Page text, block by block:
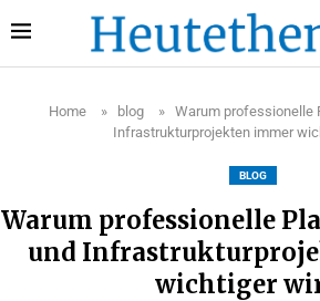
Home » blog » Warum professionelle
Infrastrukturprojekten immer
BLOG
Warum professionelle
und
wichtiger